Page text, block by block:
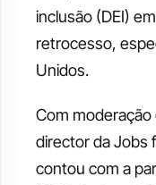
inclusão (DEI)
retrocesso,
Unidos.
Com moderação
director da Jobs
contou com a